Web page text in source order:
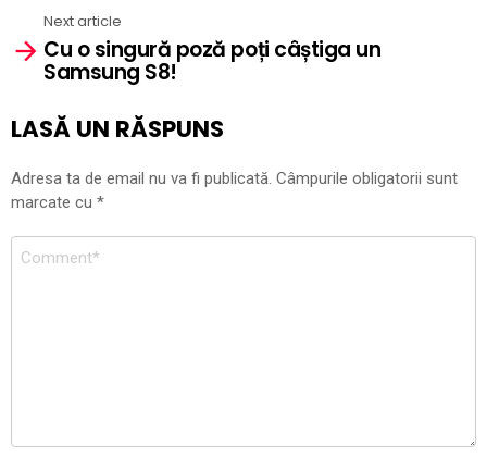
Next article
Cu o singură poză poți câștiga un
Samsung S8!
LASĂ UN RĂSPUNS
Adresa ta de email nu va fi publicată. Câmpurile obligatorii sunt
marcate cu *
Comentariu